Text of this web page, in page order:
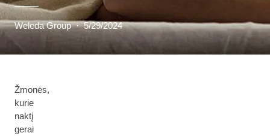
Weleda Group · 5/29/2024
Žmonės,
kurie
naktį
gerai